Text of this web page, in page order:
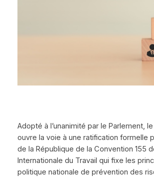
Adopté à l’unanimité par le Parlement,
ouvre la voie à une ratification formelle
de la République de la Convention 155
Internationale du Travail qui fixe les
politique nationale de prévention des